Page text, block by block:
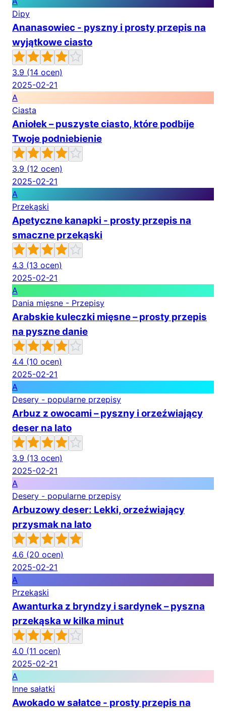
Dipy
Ananasowiec - pyszny i prosty przepis na
wyjątkowe ciasto
3.9 (14 ocen)
2025-02-21
A
Ciasta
Aniołek – puszyste ciasto, które podbije
Twoje podniebienie
3.9 (12 ocen)
2025-02-21
A
Przekąski
Apetyczne kanapki - prosty przepis na
smaczne przekąski
4.3 (13 ocen)
2025-02-21
A
Dania mięsne - Przepisy
Arabskie kuleczki mięsne – prosty przepis
na pyszne danie
4.4 (10 ocen)
2025-02-21
A
Desery - popularne przepisy
Arbuz z owocami – pyszny i orzeźwiający
deser na lato
3.9 (13 ocen)
2025-02-21
A
Desery - popularne przepisy
Arbuzowy deser: Lekki, orzeźwiający
przysmak na lato
4.6 (20 ocen)
2025-02-21
A
Przekąski
Awanturka z bryndzy i sardynek – pyszna
przekąska w kilka minut
4.0 (11 ocen)
2025-02-21
A
Inne sałatki
Awokado w sałatce - prosty przepis na